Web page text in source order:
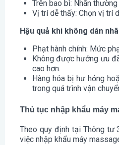
Trên bao bì: Nhãn
Vị trí dễ thấy: Chọn vị trí
Hậu quả khi không dán
Phạt hành chính: Mức
Không được hưởng ưu
cao hơn.
Hàng hóa bị hư hỏng
trong quá trình vận
Thủ tục nhập khẩu máy
Theo quy định tại Thông tư
việc nhập khẩu máy